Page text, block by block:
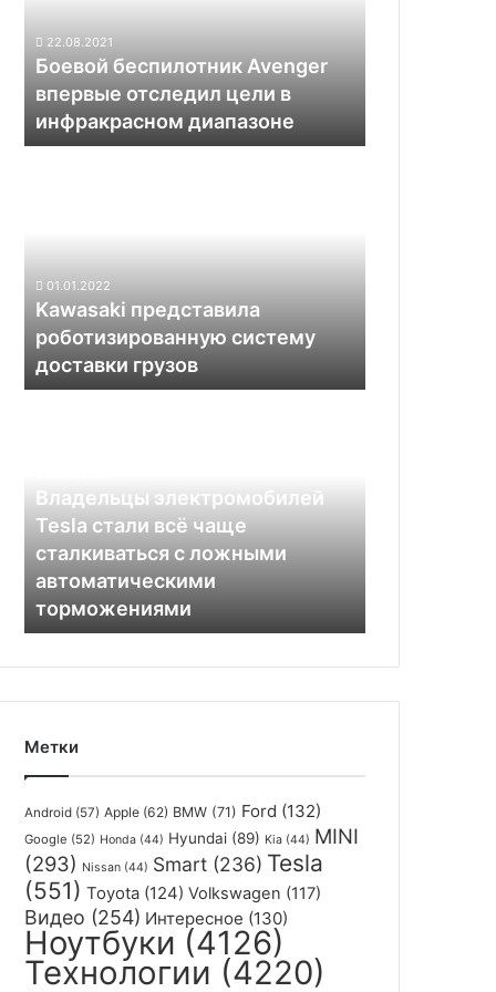
инфракрасном
диапазоне
22.08.2021
Боевой беспилотник Avenger
впервые отследил цели в
инфракрасном диапазоне
01.01.2022
Kawasaki представила
роботизированную систему
доставки грузов
всё
чаще
ложными
автоматическими
торможениями
Владельцы электромобилей
Tesla стали всё чаще
сталкиваться с ложными
автоматическими
торможениями
Метки
Android (57) Apple (62) BMW (71) Ford (132)
Google (52) Honda (44) Hyundai (89) Kia (44) MINI
(293) Nissan (44) Smart (236) Tesla
(551) Toyota (124) Volkswagen (117)
Видео (254) Интересное (130)
Ноутбуки (4126)
Технологии (4220)